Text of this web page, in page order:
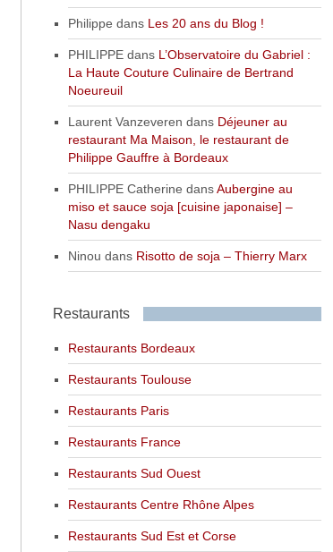
Philippe dans Les 20 ans du Blog !
PHILIPPEdans L’Observatoire du Gabriel :
La Haute Couture Culinaire de Bertrand
Noeureuil
Laurent Vanzeveren dans Déjeuner au
restaurant Ma Maison, le restaurant de
Philippe Gauffre à Bordeaux
PHILIPPE Catherine dansAubergine au
miso et sauce soja [cuisine japonaise] –
Nasu dengaku
Ninou dans Risotto de soja – Thierry Marx
Restaurants
Restaurants Bordeaux
Restaurants Toulouse
Restaurants Paris
Restaurants France
Restaurants Sud Ouest
Restaurants Centre Rhône Alpes
Restaurants Sud Est et Corse